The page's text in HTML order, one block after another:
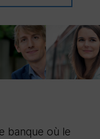
banque où le